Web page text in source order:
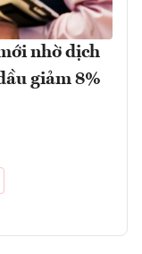
nhờ dịch
giảm 8%